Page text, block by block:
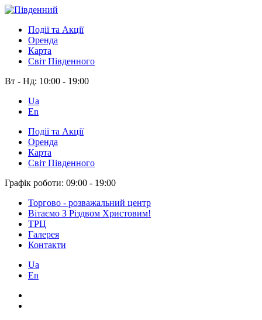
Події та Акції
Оренда
Карта
Світ Південного
Вт - Нд: 10:00 - 19:00
Ua
En
Події та Акції
Оренда
Карта
Світ Південного
Графік роботи: 09:00 - 19:00
Торгово - розважальний центр
Вітаємо З Різдвом Христовим!
ТРЦ
Галерея
Контакти
Ua
En